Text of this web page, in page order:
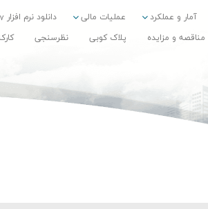
آمار و عملکرد عملیات مالی دانلود نرم افزار 137
مناقصه و مزایده پلاک کوبی نظرسنجی